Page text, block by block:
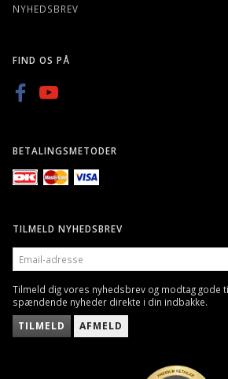
NYHEDSBREV
FIND OS PÅ
BETALINGSMETODER
TILMELD NYHEDSBREV
EMAIL-
ADRESSE
Tilmeld dig vores nyhedsbrev og modtag gode
spændende nyheder direkte i din indbakke.
TILMELD AFMELD